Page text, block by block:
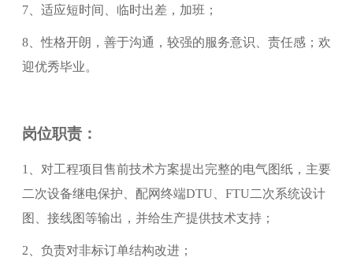
7、适应短时间、临时出差，加班；
8、性格开朗，善于沟通，较强的服务意识、责任感；欢
迎优秀毕业。
岗位职责：
1、对工程项目售前技术方案提出完整的电气图纸，主要
二次设备继电保护、配网终端DTU、FTU二次系统设计
图、接线图等输出，并给生产提供技术支持；
2、负责对非标订单结构改进；